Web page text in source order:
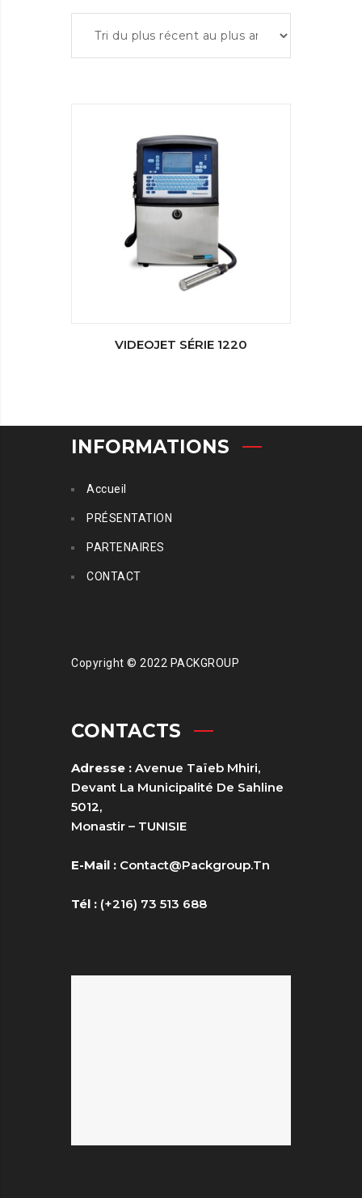
VIDEOJET SÉRIE 1220
INFORMATIONS
Accueil
PRÉSENTATION
PARTENAIRES
CONTACT
Copyright © 2022 PACKGROUP
CONTACTS
Adresse : Avenue Taïeb Mhiri,
Devant La Municipalité De Sahline
5012,
Monastir – TUNISIE
E-Mail : Contact@packgroup.tn
Tél : (+216) 73 513 688